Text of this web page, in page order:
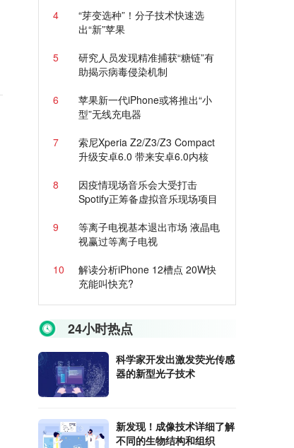
4
“芽变选种”！分子技术快速选
出“新”苹果
5
研究人员发现精准捕获“糖链”有
助揭示病毒侵染机制
6
苹果新一代iPhone或将推出“小
型”无线充电器
7
索尼Xperia Z2/Z3/Z3 Compact
升级安卓6.0 带来安卓6.0内核
8
因疫情现场音乐会大受打击
Spotify正筹备虚拟音乐现场项目
9
等离子电视基本退出市场 液晶电
视赢过等离子电视
10
解读分析iPhone 12槽点 20W快
充能叫快充?
24小时热点
科学家开发出激发荧光传感
器的新型光子技术
新发现！成像技术详细了解
不同的生物结构和组织